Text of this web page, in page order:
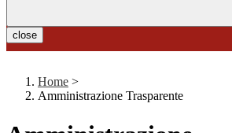
close
Home >
Amministrazione Trasparente